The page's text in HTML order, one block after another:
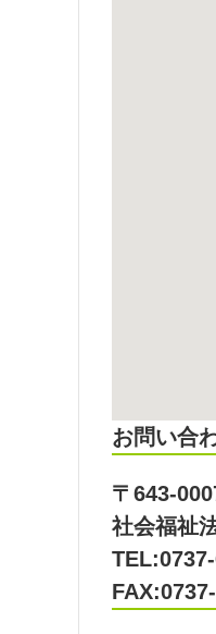
お問い合
〒643-
社会福祉